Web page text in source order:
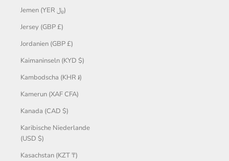
Jemen (YER ﷼)
Jersey (GBP £)
Jordanien (GBP £)
Kaimaninseln (KYD $)
Kambodscha (KHR ៛)
Kamerun (XAF CFA)
Kanada (CAD $)
Karibische Niederlande
(USD $)
Kasachstan (KZT ₸)